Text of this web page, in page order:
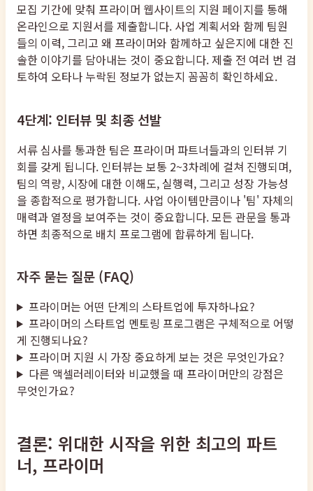
모집 기간에 맞춰 프라이머 웹사이트의 지원 페이지를 통해
온라인으로 지원서를 제출합니다. 사업 계획서와 함께 팀원
들의 이력, 그리고 왜 프라이머와 함께하고 싶은지에 대한 진
솔한 이야기를 담아내는 것이 중요합니다. 제출 전 여러 번 검
토하여 오타나 누락된 정보가 없는지 꼼꼼히 확인하세요.
4단계: 인터뷰 및 최종 선발
서류 심사를 통과한 팀은 프라이머 파트너들과의 인터뷰 기
회를 갖게 됩니다. 인터뷰는 보통 2~3차례에 걸쳐 진행되며,
팀의 역량, 시장에 대한 이해도, 실행력, 그리고 성장 가능성
을 종합적으로 평가합니다. 사업 아이템만큼이나 '팀' 자체의
매력과 열정을 보여주는 것이 중요합니다. 모든 관문을 통과
하면 최종적으로 배치 프로그램에 합류하게 됩니다.
자주 묻는 질문 (FAQ)
프라이머는 어떤 단계의 스타트업에 투자하나요?
프라이머의 스타트업 멘토링 프로그램은 구체적으로 어떻
게 진행되나요?
프라이머 지원 시 가장 중요하게 보는 것은 무엇인가요?
다른 액셀러레이터와 비교했을 때 프라이머만의 강점은
무엇인가요?
결론: 위대한 시작을 위한 최고의 파트
너, 프라이머